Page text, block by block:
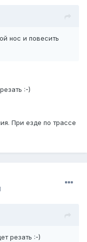
нос и повесить
:-)
При езде по трассе
резать :-)